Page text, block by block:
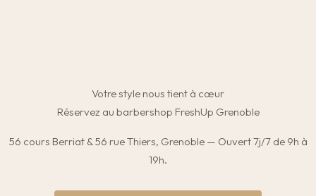
Votre style nous tient à cœur
Réservez au barbershop FreshUp Grenoble
56 cours Berriat & 56 rue Thiers, Grenoble — Ouvert 7j/7 de 9h à
19h.